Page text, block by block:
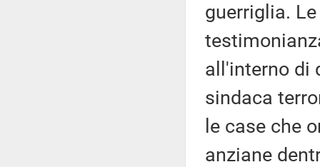
guerriglia.
all'interno di
sindaca
le case che
anziane